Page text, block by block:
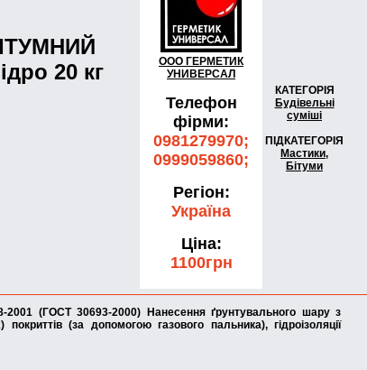
20 кг
ООО ГЕРМЕТИК
УНИВЕРСАЛ
Телефон
фірми:
0981279970;
0999059860;
Регіон:
Україна
Ціна:
1100грн
КАТЕГОРІЯ
Будівельні
суміші
ПІДКАТЕГОРІЯ
Мастики,
Бітуми
(ГОСТ 30693-2000) Нанесення ґрунтувального шару з
(за допомогою газового пальника), гідроізоляції